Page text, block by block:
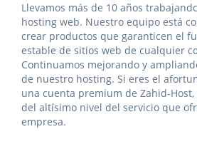
Llevamos más de 10 años
hosting web. Nuestro equipo está
crear productos que garanticen el
estable de sitios web de cualquier
Continuamos mejorando y
de nuestro hosting. Si eres el
una cuenta premium de Zahid-Host,
del altísimo nivel del servicio que
empresa.